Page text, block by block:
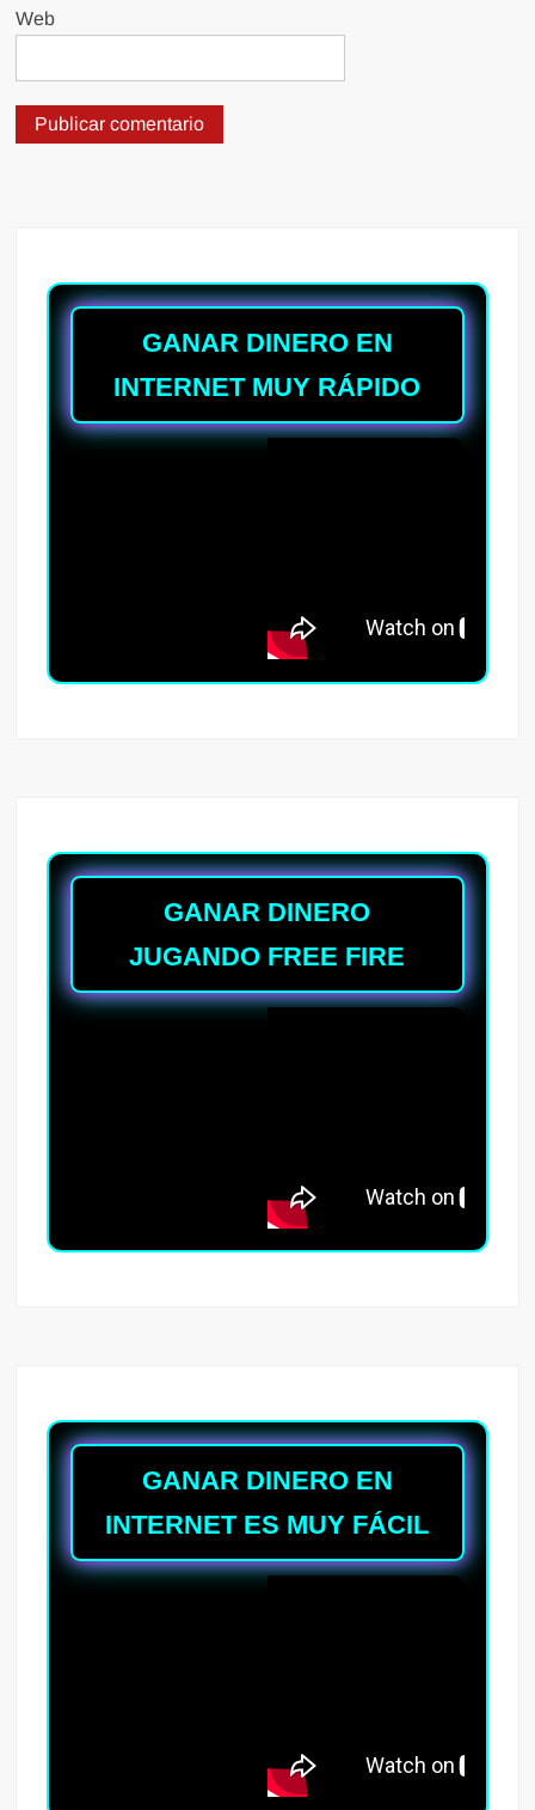
Web
GANAR DINERO EN
INTERNET MUY RÁPIDO
GANAR DINERO
JUGANDO FREE FIRE
GANAR DINERO EN
INTERNET ES MUY FÁCIL